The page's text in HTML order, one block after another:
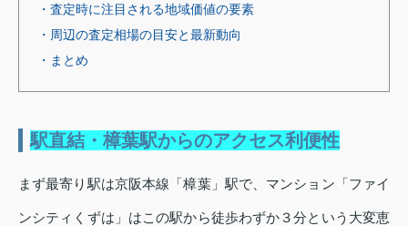
・査定時に注目される地域価値の要素
・周辺の査定相場の目安と最新動向
・まとめ
駅直結・樟葉駅からのアクセス利便性
まず最寄り駅は京阪本線「樟葉」駅で、マンション「ファイ
ンシティくずは」はこの駅から徒歩わずか３分という大変恵